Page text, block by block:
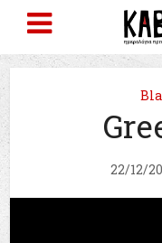
22/12/